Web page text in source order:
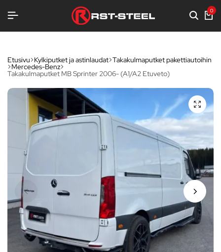
0
Etusivu Kylkiputket ja astinlaudat Takakulmaputket pakettiautoihin
Mercedes-Benz
Takakulmaputket MB Sprinter 2006- (A1/A2 Etuveto)